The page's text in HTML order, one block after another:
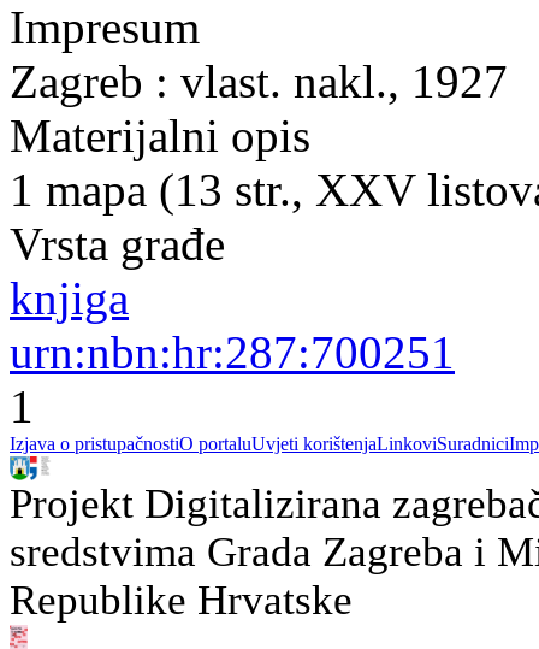
Impresum
Zagreb : vlast. nakl., 1927
Materijalni opis
1 mapa (13 str., XXV
Vrsta građe
knjiga
urn:nbn:hr:287:700251
1
Izjava o pristupačnostiO portaluUvjeti korištenjaLinkoviSuradnici
Projekt Digitalizirana
sredstvima Grada Zagreba i
Republike Hrvatske